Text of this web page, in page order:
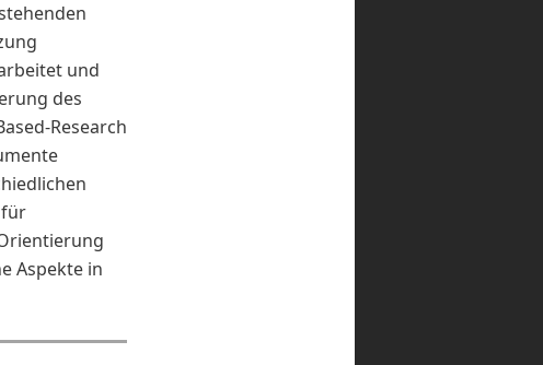
und
des
Research
für
Aspekte in